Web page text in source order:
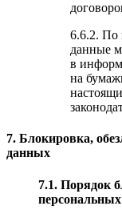
6.6.2. По
данные
в
на
7. Блокировка,
данных
7.1. Порядок